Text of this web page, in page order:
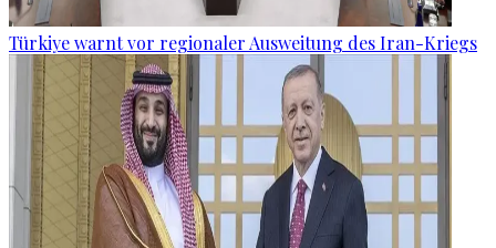
Türkiye warnt vor regionaler Ausweitung des Iran-Kriegs